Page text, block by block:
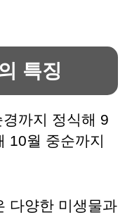
특징
까지 정식해 9
10월 중순까지
다양한 미생물과